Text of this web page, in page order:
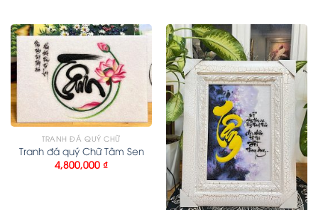
TRANH ĐÁ QUÝ CHỮ
Tranh đá quý Chữ Tâm Sen
4,800,000 ₫